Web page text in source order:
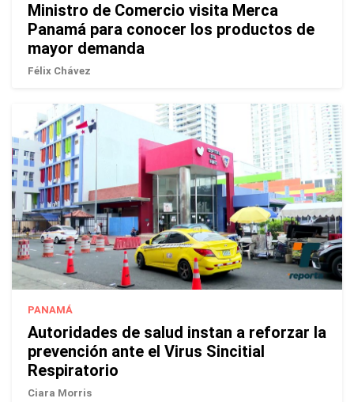
Ministro de Comercio visita Merca
Panamá para conocer los productos de
mayor demanda
Félix Chávez
PANAMÁ
Autoridades de salud instan a reforzar la
prevención ante el Virus Sincitial
Respiratorio
Ciara Morris